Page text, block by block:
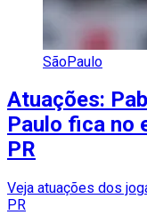
SãoPaulo
Atuações:
Paulo fica no
PR
Veja atuações dos
PR